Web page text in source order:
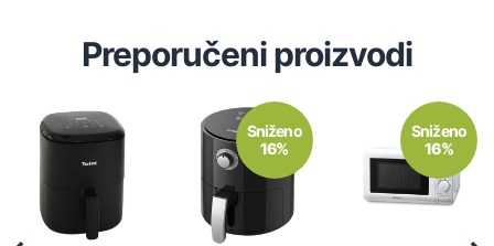
Preporučeni proizvodi
Sniženo
16%
Sniženo
16%